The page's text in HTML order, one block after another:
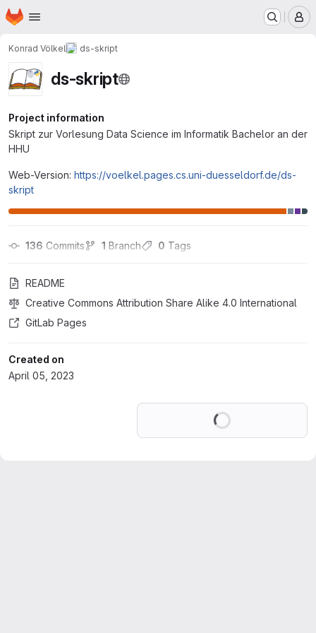
Skip to main content
Homepage
Konrad Völkel ds-skript
ds-skript
Project information
Skript zur Vorlesung Data Science im Informatik Bachelor an der
HHU
Web-Version: https://voelkel.pages.cs.uni-duesseldorf.de/ds-
skript
136 Commits 1 Branch 0 Tags
README
Creative Commons Attribution Share Alike 4.0 International
GitLab Pages
Created on
April 05, 2023